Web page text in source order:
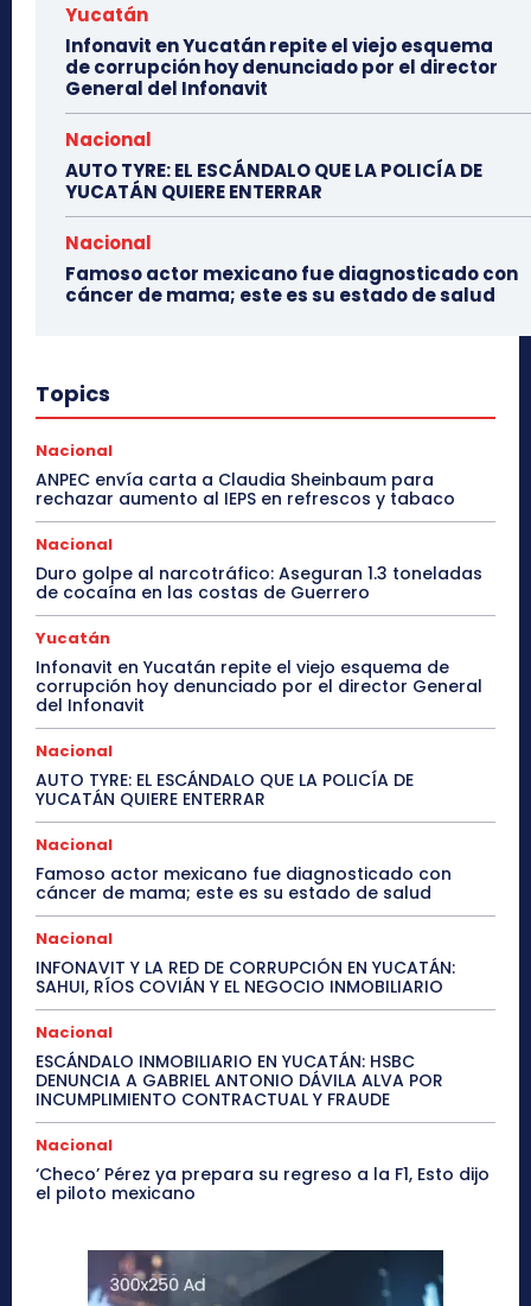
Yucatán
Infonavit en Yucatán repite el viejo esquema
de corrupción hoy denunciado por el director
General del Infonavit
Nacional
AUTO TYRE: EL ESCÁNDALO QUE LA POLICÍA DE
YUCATÁN QUIERE ENTERRAR
Nacional
Famoso actor mexicano fue diagnosticado con
cáncer de mama; este es su estado de salud
Topics
Nacional
ANPEC envía carta a Claudia Sheinbaum para
rechazar aumento al IEPS en refrescos y tabaco
Nacional
Duro golpe al narcotráfico: Aseguran 1.3 toneladas
de cocaína en las costas de Guerrero
Yucatán
Infonavit en Yucatán repite el viejo esquema de
corrupción hoy denunciado por el director General
del Infonavit
Nacional
AUTO TYRE: EL ESCÁNDALO QUE LA POLICÍA DE
YUCATÁN QUIERE ENTERRAR
Nacional
Famoso actor mexicano fue diagnosticado con
cáncer de mama; este es su estado de salud
Nacional
INFONAVIT Y LA RED DE CORRUPCIÓN EN YUCATÁN:
SAHUI, RÍOS COVIÁN Y EL NEGOCIO INMOBILIARIO
Nacional
ESCÁNDALO INMOBILIARIO EN YUCATÁN: HSBC
DENUNCIA A GABRIEL ANTONIO DÁVILA ALVA POR
INCUMPLIMIENTO CONTRACTUAL Y FRAUDE
Nacional
‘Checo’ Pérez ya prepara su regreso a la F1, Esto dijo
el piloto mexicano